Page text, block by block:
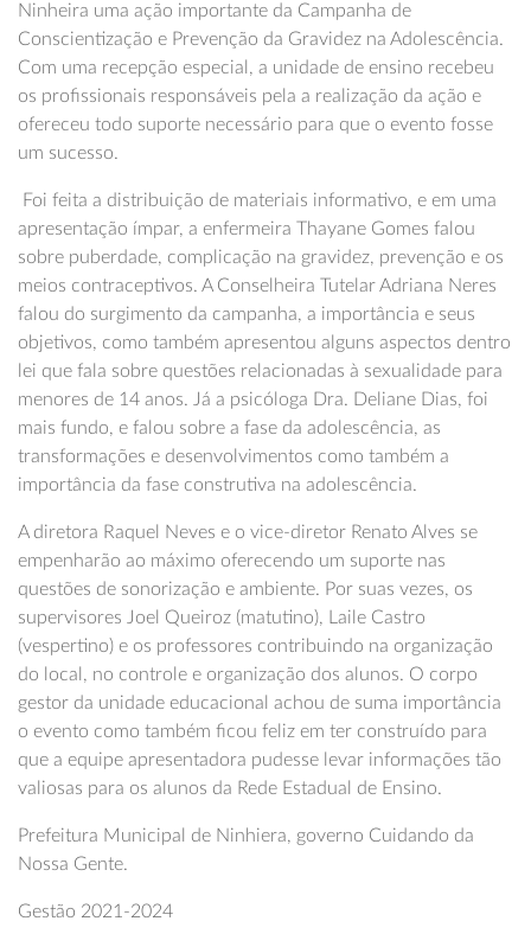
Ninheira uma ação importante da Campanha de
Conscientização e Prevenção da Gravidez na Adolescência.
Com uma recepção especial, a unidade de ensino recebeu
os profissionais responsáveis pela a realização da ação e
ofereceu todo suporte necessário para que o evento fosse
um sucesso.
Foi feita a distribuição de materiais informativo, e em uma
apresentação ímpar, a enfermeira Thayane Gomes falou
sobre puberdade, complicação na gravidez, prevenção e os
meios contraceptivos. A Conselheira Tutelar Adriana Neres
falou do surgimento da campanha, a importância e seus
objetivos, como também apresentou alguns aspectos dentro
lei que fala sobre questões relacionadas à sexualidade para
menores de 14 anos. Já a psicóloga Dra. Deliane Dias, foi
mais fundo, e falou sobre a fase da adolescência, as
transformações e desenvolvimentos como também a
importância da fase construtiva na adolescência.
A diretora Raquel Neves e o vice-diretor Renato Alves se
empenharão ao máximo oferecendo um suporte nas
questões de sonorização e ambiente. Por suas vezes, os
supervisores Joel Queiroz (matutino), Laile Castro
(vespertino) e os professores contribuindo na organização
do local, no controle e organização dos alunos. O corpo
gestor da unidade educacional achou de suma importância
o evento como também ficou feliz em ter construído para
que a equipe apresentadora pudesse levar informações tão
valiosas para os alunos da Rede Estadual de Ensino.
Prefeitura Municipal de Ninhiera, governo Cuidando da
Nossa Gente.
Gestão 2021-2024